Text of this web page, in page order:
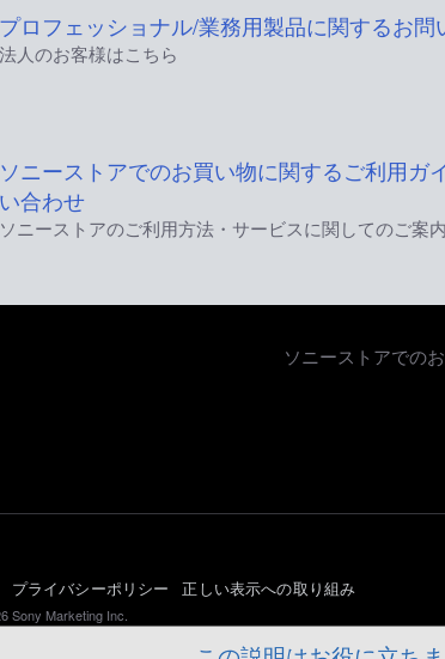
プロフェッショナル/業務用製品に関するお問
法人のお客様はこちら
ソニーストアでのお買い物に関するご利用ガ
い合わせ
ソニーストアのご利用方法・サービスに関してのご案
ソニーストアでの
プライバシーポリシー 正しい表示への取り組み
Sony Marketing Inc.